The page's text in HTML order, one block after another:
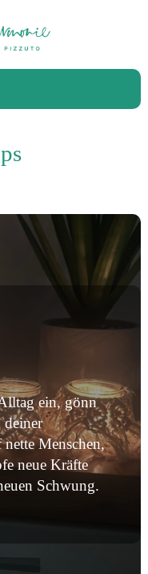
ein, gönn
Menschen,
neue Kräfte
Schwung.